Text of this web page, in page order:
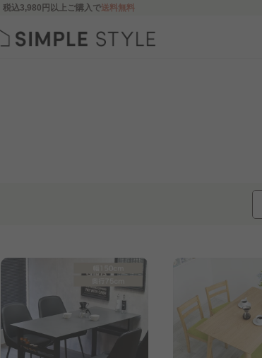
税込3,980円 以上ご購入で送料無料